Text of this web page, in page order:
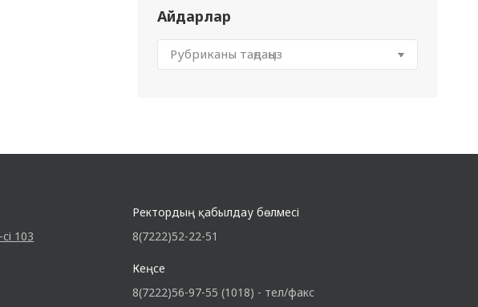
Айдарлар
103
Ректордың қабылдау бөлмесі
8(7222)52-22-51
Кеңсе
8(7222)56-97-55 (1018) - тел/факс